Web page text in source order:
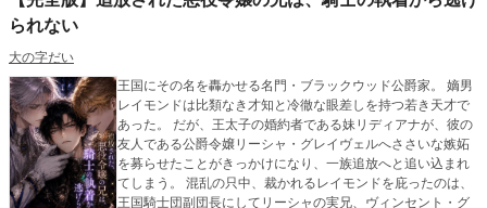
られない
大の字だい
王国にその名を轟かせる名門・ブラックウッド公爵家。 嫡男
レイモンドは比類なき才知と冷徹な眼差しを持つ若き天才で
あった。 だが、王太子の婚約者である妹リディアナが、彼の
友人である公爵令嬢リーシャ・グレイヴェルへささいな嫉妬
を募らせたことがきっかけになり、一族追放へと追い込まれ
てしまう。 混乱の只中、裁かれるレイモンドを庇ったのは、
王国騎士団副団長にしてリーシャの実兄、ヴィンセント・グ